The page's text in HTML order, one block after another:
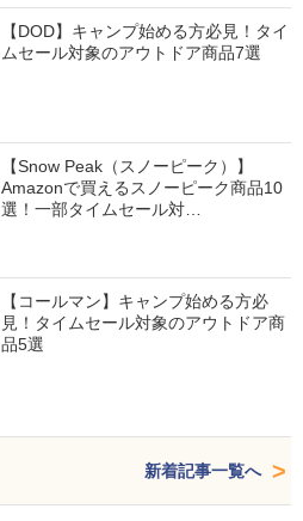
【DOD】キャンプ始める方必見！タイ
ムセール対象のアウトドア商品7選
【Snow Peak（スノーピーク）】
Amazonで買えるスノーピーク商品10
選！一部タイムセール対…
【コールマン】キャンプ始める方必
見！タイムセール対象のアウトドア商
品5選
新着記事一覧へ